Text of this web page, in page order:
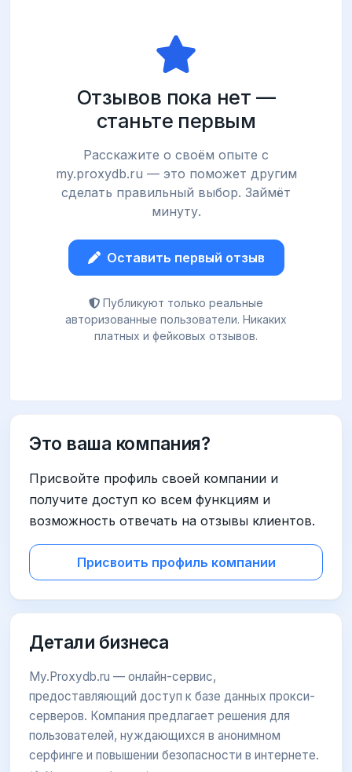
Отзывов пока нет —
станьте первым
Расскажите о своём опыте с
my.proxydb.ru — это поможет другим
сделать правильный выбор. Займёт
минуту.
Оставить первый отзыв
Публикуют только реальные
авторизованные пользователи. Никаких
платных и фейковых отзывов.
Это ваша компания?
Присвойте профиль своей компании и
получите доступ ко всем функциям и
возможность отвечать на отзывы клиентов.
Присвоить профиль компании
Детали бизнеса
My.Proxydb.ru — онлайн-сервис,
предоставляющий доступ к базе данных прокси-
серверов. Компания предлагает решения для
пользователей, нуждающихся в анонимном
серфинге и повышении безопасности в интернете.